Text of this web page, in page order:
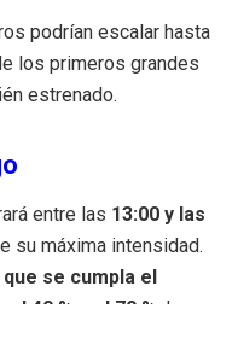
podrían escalar hasta
los primeros grandes
estrenado.
entre las 13:00 y las
su máxima intensidad.
se cumpla el
40 % y el 70 % , lo que